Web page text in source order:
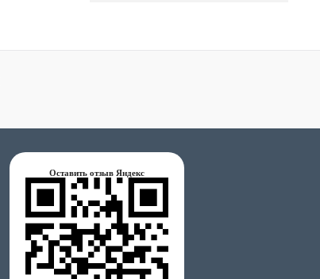
Оставить отзыв Яндекс